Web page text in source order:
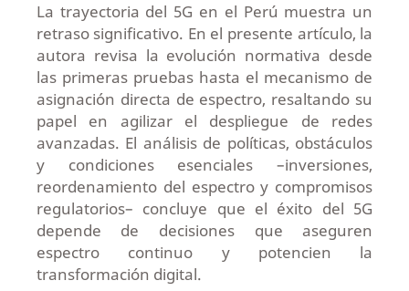
La trayectoria del 5G en el Perú muestra un
retraso significativo. En el presente artículo, la
autora revisa la evolución normativa desde
las primeras pruebas hasta el mecanismo de
asignación directa de espectro, resaltando su
papel en agilizar el despliegue de redes
avanzadas. El análisis de políticas, obstáculos
y condiciones esenciales –inversiones,
reordenamiento del espectro y compromisos
regulatorios– concluye que el éxito del 5G
depende de decisiones que aseguren
espectro continuo y potencien la
transformación digital.